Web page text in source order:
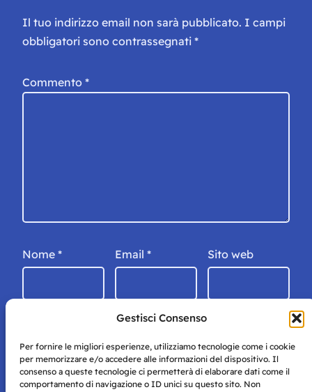
Gestisci Consenso
Per fornire le migliori esperienze, utilizziamo tecnologie come i cookie
per memorizzare e/o accedere alle informazioni del dispositivo. Il
consenso a queste tecnologie ci permetterà di elaborare dati come il
comportamento di navigazione o ID unici su questo sito. Non
Il tuo indirizzo email non sarà pubblicato. I campi
obbligatori sono contrassegnati *
Commento *
Nome * Email * Sito web